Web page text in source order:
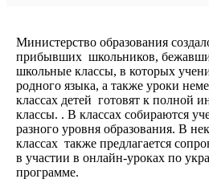
Министерство образования
прибывших школьников,
школьные классы, в которых
родного языка, а также уроки
классах детей готовят к полной
классы. . В классах собираются
разного уровня образования. В
классах также предлагается
в участии в онлайн-уроках по
программе.